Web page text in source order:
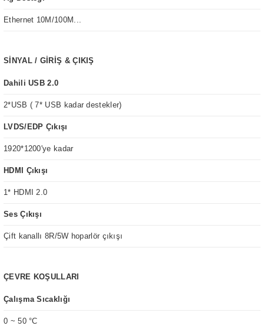
Ethernet 10M/100M...
SİNYAL / GİRİŞ & ÇIKIŞ
Dahili USB 2.0
2*USB ( 7* USB kadar destekler)
LVDS/EDP Çıkışı
1920*1200'ye kadar
HDMI Çıkışı
1* HDMI 2.0
Ses Çıkışı
Çift kanallı 8R/5W hoparlör çıkışı
ÇEVRE KOŞULLARI
Çalışma Sıcaklığı
0 ~ 50 °C